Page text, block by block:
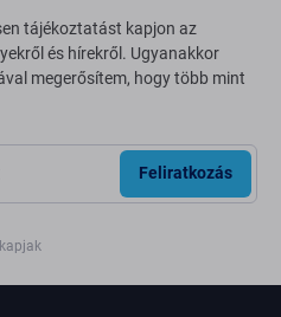
tájékoztatást kapjon az
és hírekről. Ugyanakkor
megerősítem, hogy több mint
Feliratkozás